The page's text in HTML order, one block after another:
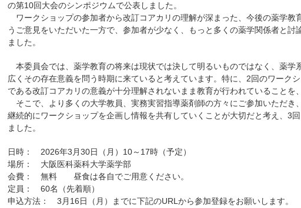
の第10回大会のシンポジウムで公表しました。
ワークショップの参加者から改訂コアカリの理解が深まった、今後の薬学教
うご意見をいただいた一方で、参加者が少なく、もっと多くの薬学関係者と討
ました。
本委員会では、薬学教育の将来は現状では決して明るいものではなく、薬学
広くその存在意義を問う時期に来ていると考えています。特に、2回のワーク
である改訂コアカリの意義が十分理解されないまま教育が行われていることを
そこで、より多くの大学教員、実務実習指導薬剤師の方々にご参加いただき
継続的にワークショップを企画し情報を共有していくことが大切だと考え、3
ました。
日時： 2026年3月30日（月）10～17時（予定）
場所： 大阪医科薬科大学薬学部
会費： 無料 昼食は各自でご用意ください。
定員： 60名（先着順）
申込方法： 3月16日（月）までに下記のURLから参加登録をお願いします。